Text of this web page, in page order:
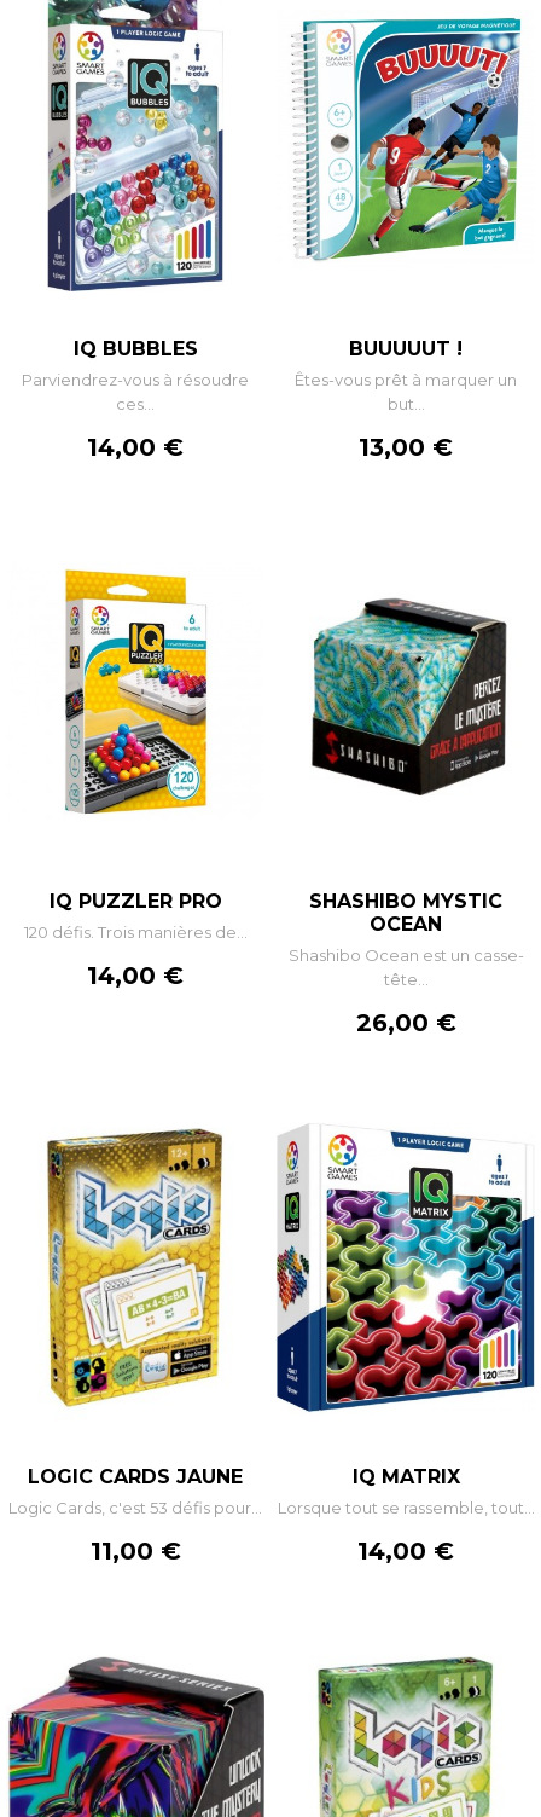
IQ BUBBLES
Parviendrez-vous à résoudre
ces...
Prix
14,00 €
BUUUUUT !
Êtes-vous prêt à marquer un
but...
Prix
13,00 €
IQ PUZZLER PRO
120 défis. Trois manières de...
Prix
14,00 €
SHASHIBO MYSTIC
OCEAN
Shashibo Ocean est un casse-
tête...
Prix
26,00 €
LOGIC CARDS JAUNE
Logic Cards, c'est 53 défis pour...
Prix
11,00 €
IQ MATRIX
Lorsque tout se rassemble, tout...
Prix
14,00 €